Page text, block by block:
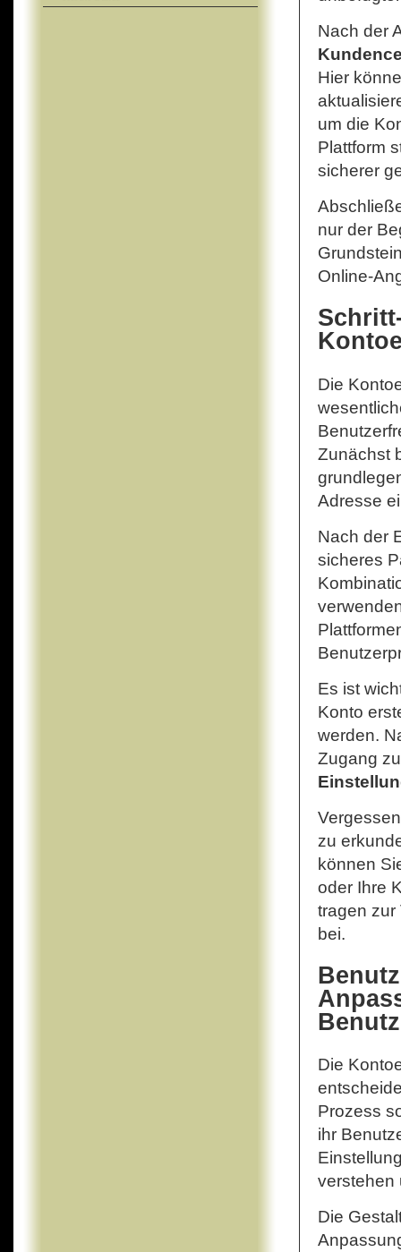
Nach der
Hier
um die
Plattform
sicherer
nur der
Online-
Die
Zunächst
Adresse
Nach der
sicheres
Es ist
Konto
werden.
Zugang
zu
können
oder Ihre
tragen zur
bei.
Die
Prozess
ihr
verstehen
Die